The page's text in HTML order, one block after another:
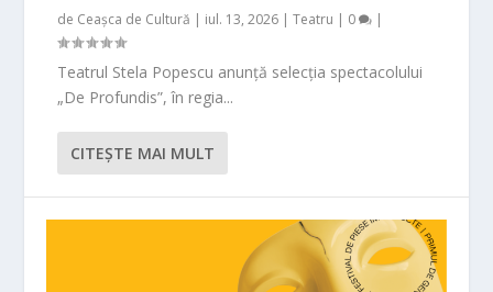
de Ceașca de Cultură | iul. 13, 2026 |Teatru | 0 |
Teatrul Stela Popescu anunță selecția spectacolului
„De Profundis”, în regia...
CITEŞTE MAI MULT